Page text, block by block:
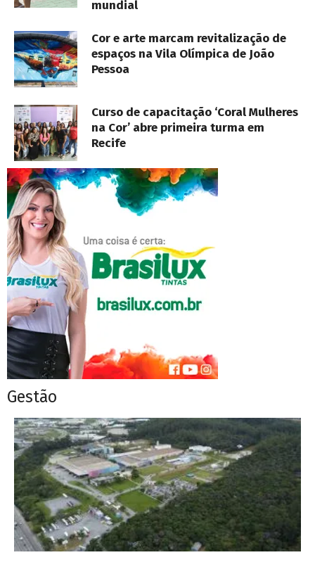
mundial
Cor e arte marcam revitalização de
espaços na Vila Olímpica de João
Pessoa
Curso de capacitação ‘Coral Mulheres
na Cor’ abre primeira turma em
Recife
Gestão